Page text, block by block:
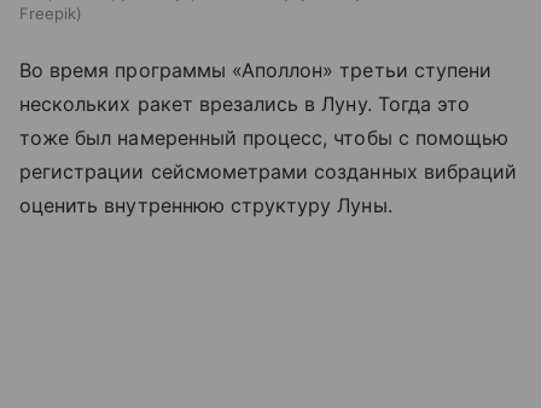
Freepik
Во время программы «Аполлон» третьи ступени
нескольких ракет врезались в Луну. Тогда это
тоже был намеренный процесс, чтобы с помощью
регистрации сейсмометрами созданных вибраций
оценить внутреннюю структуру Луны.